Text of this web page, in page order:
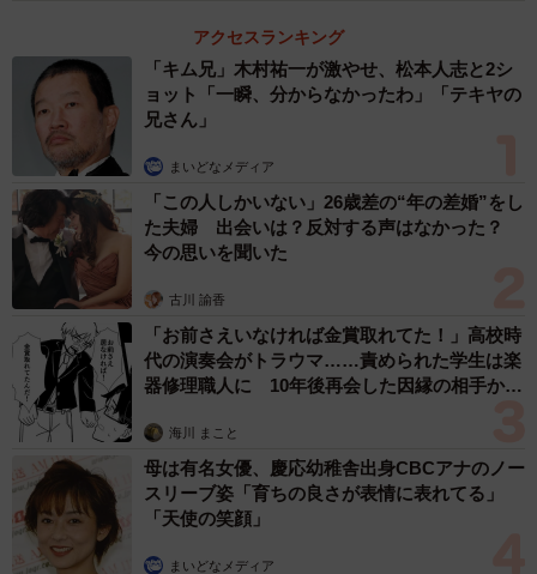
アクセスランキング
「キム兄」木村祐一が激やせ、松本人志と2シ
ョット「一瞬、分からなかったわ」「テキヤの
兄さん」
まいどなメディア
「この人しかいない」26歳差の“年の差婚”をし
た夫婦 出会いは？反対する声はなかった？
今の思いを聞いた
古川 諭香
「お前さえいなければ金賞取れてた！」高校時
代の演奏会がトラウマ……責められた学生は楽
器修理職人に 10年後再会した因縁の相手から
海川 まこと
母は有名女優、慶応幼稚舎出身CBCアナのノー
スリーブ姿「育ちの良さが表情に表れてる」
「天使の笑顔」
まいどなメディア